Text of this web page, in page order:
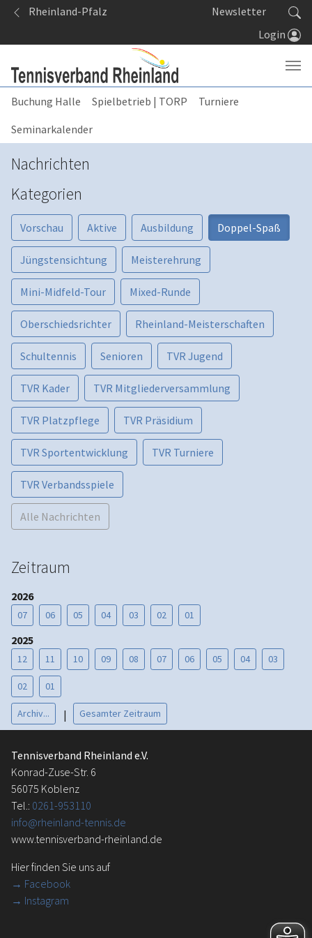
Springe zum Seiteninhalt
Rheinland-Pfalz
Newsletter
Login
Buchung Halle Spielbetrieb | TORP
Turniere
Seminarkalender
Nachrichten
Kategorien
Vorschau Aktive Ausbildung Doppel-Spaß
Jüngstensichtung Meisterehrung
Mini-Midfeld-Tour Mixed-Runde
Oberschiedsrichter Rheinland-Meisterschaften
Schultennis Senioren TVR Jugend
TVR Kader TVR Mitgliederversammlung
TVR Platzpflege TVR Präsidium
TVR Sportentwicklung TVR Turniere
TVR Verbandsspiele
Alle Nachrichten
Zeitraum
2026
07 06 05 04 03 02 01
2025
12 11 10 09 08 07 06 05 04 03
02 01
Archiv... | Gesamter Zeitraum
Tennisverband Rheinland e.V.
Konrad-Zuse-Str. 6
56075 Koblenz
Tel.: 0261-953110
info@rheinland-tennis.de
www.tennisverband-rheinland.de
Hier finden Sie uns auf
→ Facebook
→ Instagram